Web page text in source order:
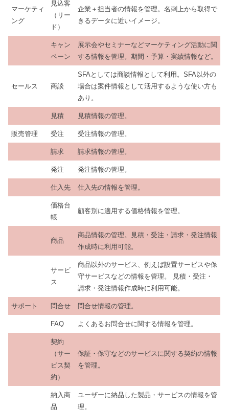
マーケティ
ング
見込客
（リー
ド）
企業＋担当者の情報を管理。名刺上から取得で
きるデータに近いイメージ。
キャン
ペーン
展示会やセミナーなどマーケティング活動に関
する情報を管理。期間・予算・実績情報など。
セールス 商談
SFAとしては商談情報として利用。SFA以外の
場合は案件情報として活用するような使い方も
あり。
見積 見積情報の管理。
販売管理 受注 受注情報の管理。
請求 請求情報の管理。
発注 発注情報の管理。
仕入先 仕入先の情報を管理。
価格台
帳
顧客別に適用する価格情報を管理。
商品
商品情報の管理。見積・受注・請求・発注情報
作成時に利用可能。
サービ
ス
商品以外のサービス、例えば設置サービスや保
守サービスなどの情報を管理。 見積・受注・
請求・発注情報作成時に利用可能。
サポート 問合せ 問合せ情報の管理。
FAQ よくあるお問合せに関する情報を管理。
契約
（サー
ビス契
約）
保証・保守などのサービスに関する契約の情報
を管理。
納入商
品
ユーザーに納品した製品・サービスの情報を管
理。